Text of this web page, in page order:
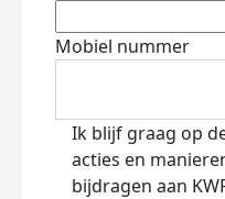
Mobiel nummer
Ik blijf graag op
acties en
bijdragen aan